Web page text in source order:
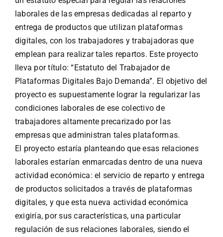
laborales de las empresas dedicadas al reparto y
entrega de productos que utilizan plataformas
digitales, con los trabajadores y trabajadoras que
emplean para realizar tales repartos. Este proyecto
lleva por título: “Estatuto del Trabajador de
Plataformas Digitales Bajo Demanda”. El objetivo del
proyecto es supuestamente lograr la regularizar las
condiciones laborales de ese colectivo de
trabajadores altamente precarizado por las
empresas que administran tales plataformas.
El proyecto estaría planteando que esas relaciones
laborales estarían enmarcadas dentro de una nueva
actividad económica: el servicio de reparto y entrega
de productos solicitados a través de plataformas
digitales, y que esta nueva actividad económica
exigiría, por sus características, una particular
regulación de sus relaciones laborales, siendo el